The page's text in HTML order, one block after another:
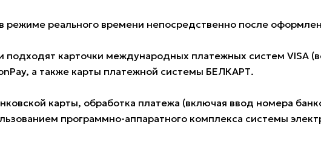
режиме реального времени непосредственно после
карточки международных платежных систем VISA
а также карты платежной системы БЕЛКАРТ.
карты, обработка платежа (включая ввод номера
программно-аппаратного комплекса системы